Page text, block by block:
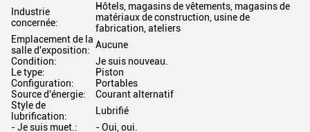
Industrie
concernée:
Hôtels, magasins de vêtements, magasins de
matériaux de construction, usine de
fabrication, ateliers
Emplacement de la
salle d'exposition: Aucune
Condition:
Je suis nouveau.
Le type:
Piston
Configuration:
Portables
Source d'énergie:
Courant alternatif
Style de
lubrification:
Lubrifié
- Je suis muet.:
- Oui, oui.